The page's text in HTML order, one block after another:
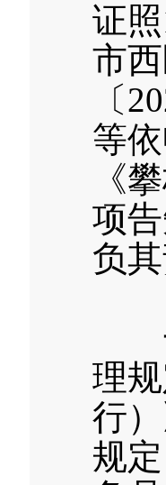
证
市
〔
等
《
项
负
一
理
行
规